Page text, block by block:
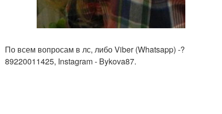
По всем вопросам в лс, либо Viber (Whatsapp) -?
89220011425, Instagram - Bykova87.